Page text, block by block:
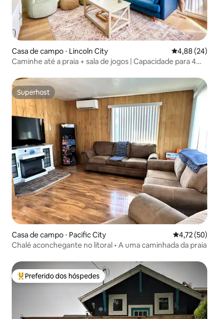
Casa de campo ⋅ Lincoln City 4,88 de uma
4,88 (24)
Caminhe até a praia + sala de jogos | Capacidade para 4
Superhost
Superhost
Casa de campo ⋅ Pacific City 4,72 de uma
4,72 (50)
Chalé aconchegante no litoral • A uma caminhada da praia
Entre os melhores preferidos dos hóspedes
Preferido dos hóspedes